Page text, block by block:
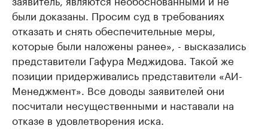
были доказаны. Просим суд в требованиях
отказать и снять обеспечительные меры,
которые были наложены ранее», - высказались
представители Гафура Меджидова. Такой же
позиции придерживались представители «АИ-
Менеджмент». Все доводы заявителей они
посчитали несущественными и наставали на
отказе в удовлетворения иска.